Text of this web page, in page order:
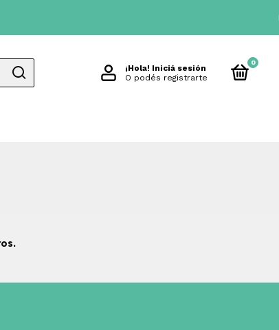
¡Hola! Iniciá sesión
O podés registrarte
0